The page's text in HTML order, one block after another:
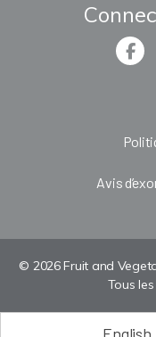
Avis
© 2026 Fruit and
Tous